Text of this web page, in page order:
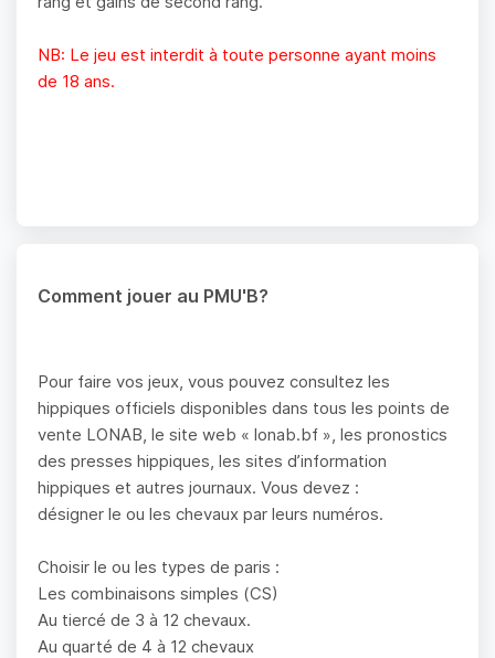
NB: Le jeu est interdit à toute personne ayant moins
de 18 ans.
Comment jouer au PMU'B?
Pour faire vos jeux, vous pouvez consultez les
hippiques officiels disponibles dans tous les points de
vente LONAB, le site web « lonab.bf », les pronostics
des presses hippiques, les sites d’information
hippiques et autres journaux. Vous devez :
désigner le ou les chevaux par leurs numéros.
Choisir le ou les types de paris :
Les combinaisons simples (CS)
Au tiercé de 3 à 12 chevaux.
Au quarté de 4 à 12 chevaux